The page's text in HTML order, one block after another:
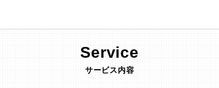
Service
サービス内容